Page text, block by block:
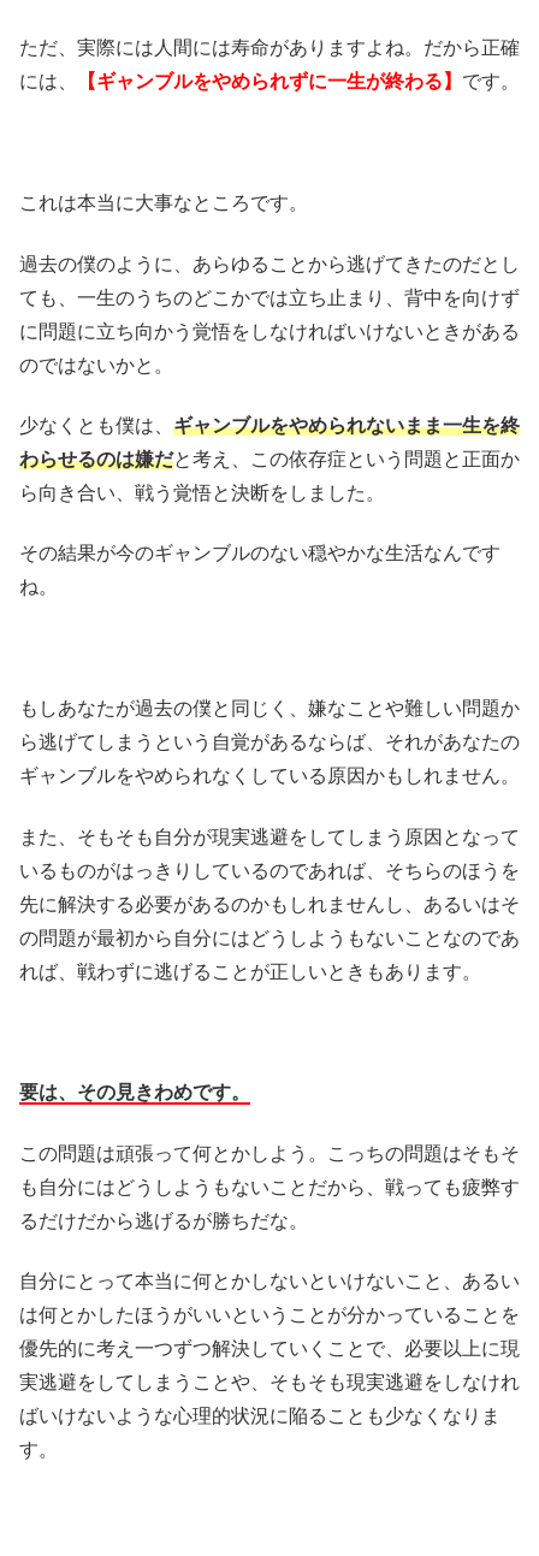
ただ、実際には人間には寿命がありますよね。だから正確
には、
【ギャンブルをやめられずに一生が終わる】 です。
これは本当に大事なところです。
過去の僕のように、あらゆることから逃げてきたのだとし
ても、一生のうちのどこかでは立ち止まり、背中を向けず
に問題に立ち向かう覚悟をしなければいけないときがある
のではないかと。
少なくとも僕は、 ギャンブルをやめられないまま一生を終
わらせるのは嫌だと考え、この依存症という問題と正面か
ら向き合い、戦う覚悟と決断をしました。
その結果が今のギャンブルのない穏やかな生活なんです
ね。
もしあなたが過去の僕と同じく、嫌なことや難しい問題か
ら逃げてしまうという自覚があるならば、それがあなたの
ギャンブルをやめられなくしている原因かもしれません。
また、そもそも自分が現実逃避をしてしまう原因となって
いるものがはっきりしているのであれば、そちらのほうを
先に解決する必要があるのかもしれませんし、あるいはそ
の問題が最初から自分にはどうしようもないことなのであ
れば、戦わずに逃げることが正しいときもあります。
要は、その見きわめです。
この問題は頑張って何とかしよう。こっちの問題はそもそ
も自分にはどうしようもないことだから、戦っても疲弊す
るだけだから逃げるが勝ちだな。
自分にとって本当に何とかしないといけないこと、あるい
は何とかしたほうがいいということが分かっていることを
優先的に考え一つずつ解決していくことで、必要以上に現
実逃避をしてしまうことや、そもそも現実逃避をしなけれ
ばいけないような心理的状況に陥ることも少なくなりま
す。